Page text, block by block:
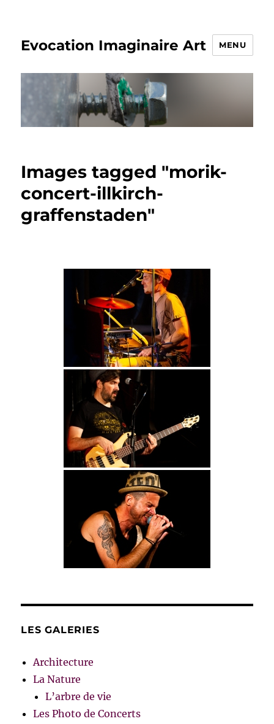
Evocation Imaginaire Art MENU
Images tagged "morik-
concert-illkirch-
graffenstaden"
LES GALERIES
Architecture
La Nature
L’arbre de vie
Les Photo de Concerts